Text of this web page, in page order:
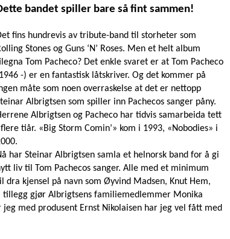
bandet spiller bare så fint sammen!
fins hundrevis av tribute-band til storheter som
Stones og Guns ‘N’ Roses. Men et helt album
Tom Pacheco? Det enkle svaret er at Tom Pacheco
-) er en fantastisk låtskriver. Og det kommer på
måte som noen overraskelse at det er nettopp
Albrigtsen som spiller inn Pachecos sanger påny.
Albrigtsen og Pacheco har tidvis samarbeida tett
tiår. «Big Storm Comin’» kom i 1993, «Nobodies» i
har Steinar Albrigtsen samla et helnorsk band for å gi
liv til Tom Pachecos sanger. Alle med et minimum
kjensel på navn som Øyvind Madsen, Knut Hem,
tillegg gjør Albrigtsens familiemedlemmer Monika
jeg med produsent Ernst Nikolaisen har jeg vel fått med